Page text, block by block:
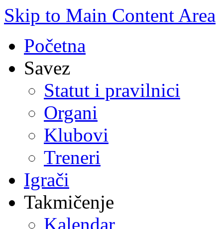
Skip to Main Content Area
Početna
Savez
Statut i pravilnici
Organi
Klubovi
Treneri
Igrači
Takmičenje
Kalendar